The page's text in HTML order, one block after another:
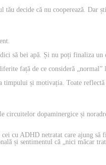
decide că nu cooperează.
să bei apă. Și nu poți finaliza
față de ce consideră „normal”
și motivația. Toate
dopaminergice și
cu ADHD netratat care ajung
și sentimentul că „nici măcar